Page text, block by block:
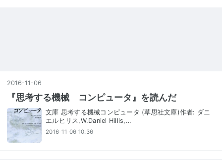
2016-11 -06
『思考する機械 コンピュータ』を読んだ
文庫 思考する機械コンピュータ (草思社文庫)作者: ダニ
エルヒリス,W.Daniel Hillis,…
2016-11-06 10:36